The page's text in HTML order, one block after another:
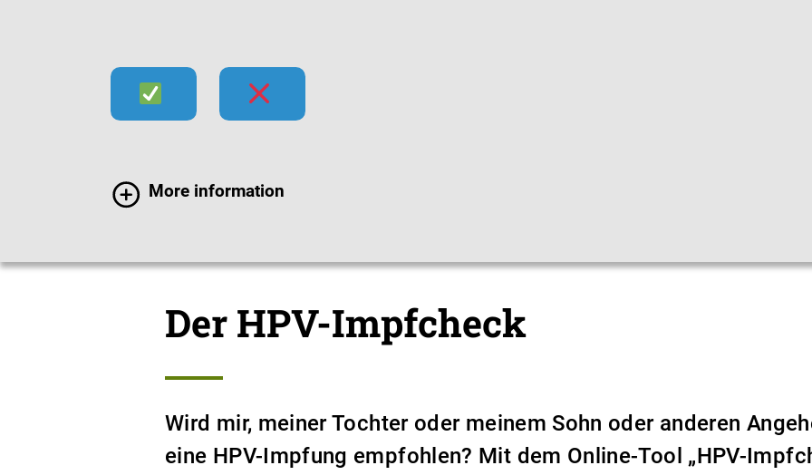
More information
Impfchecks
Der HPV-Impfcheck
Wird mir, meiner Tochter oder meinem Sohn oder anderen
eine HPV-Impfung empfohlen? Mit dem Online-Tool „HPV-